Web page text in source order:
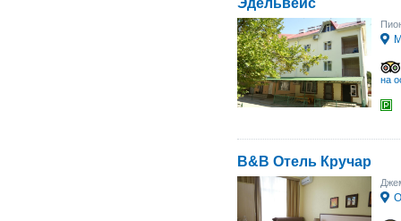
Эдельвейс
на
B&B Отель Кручар